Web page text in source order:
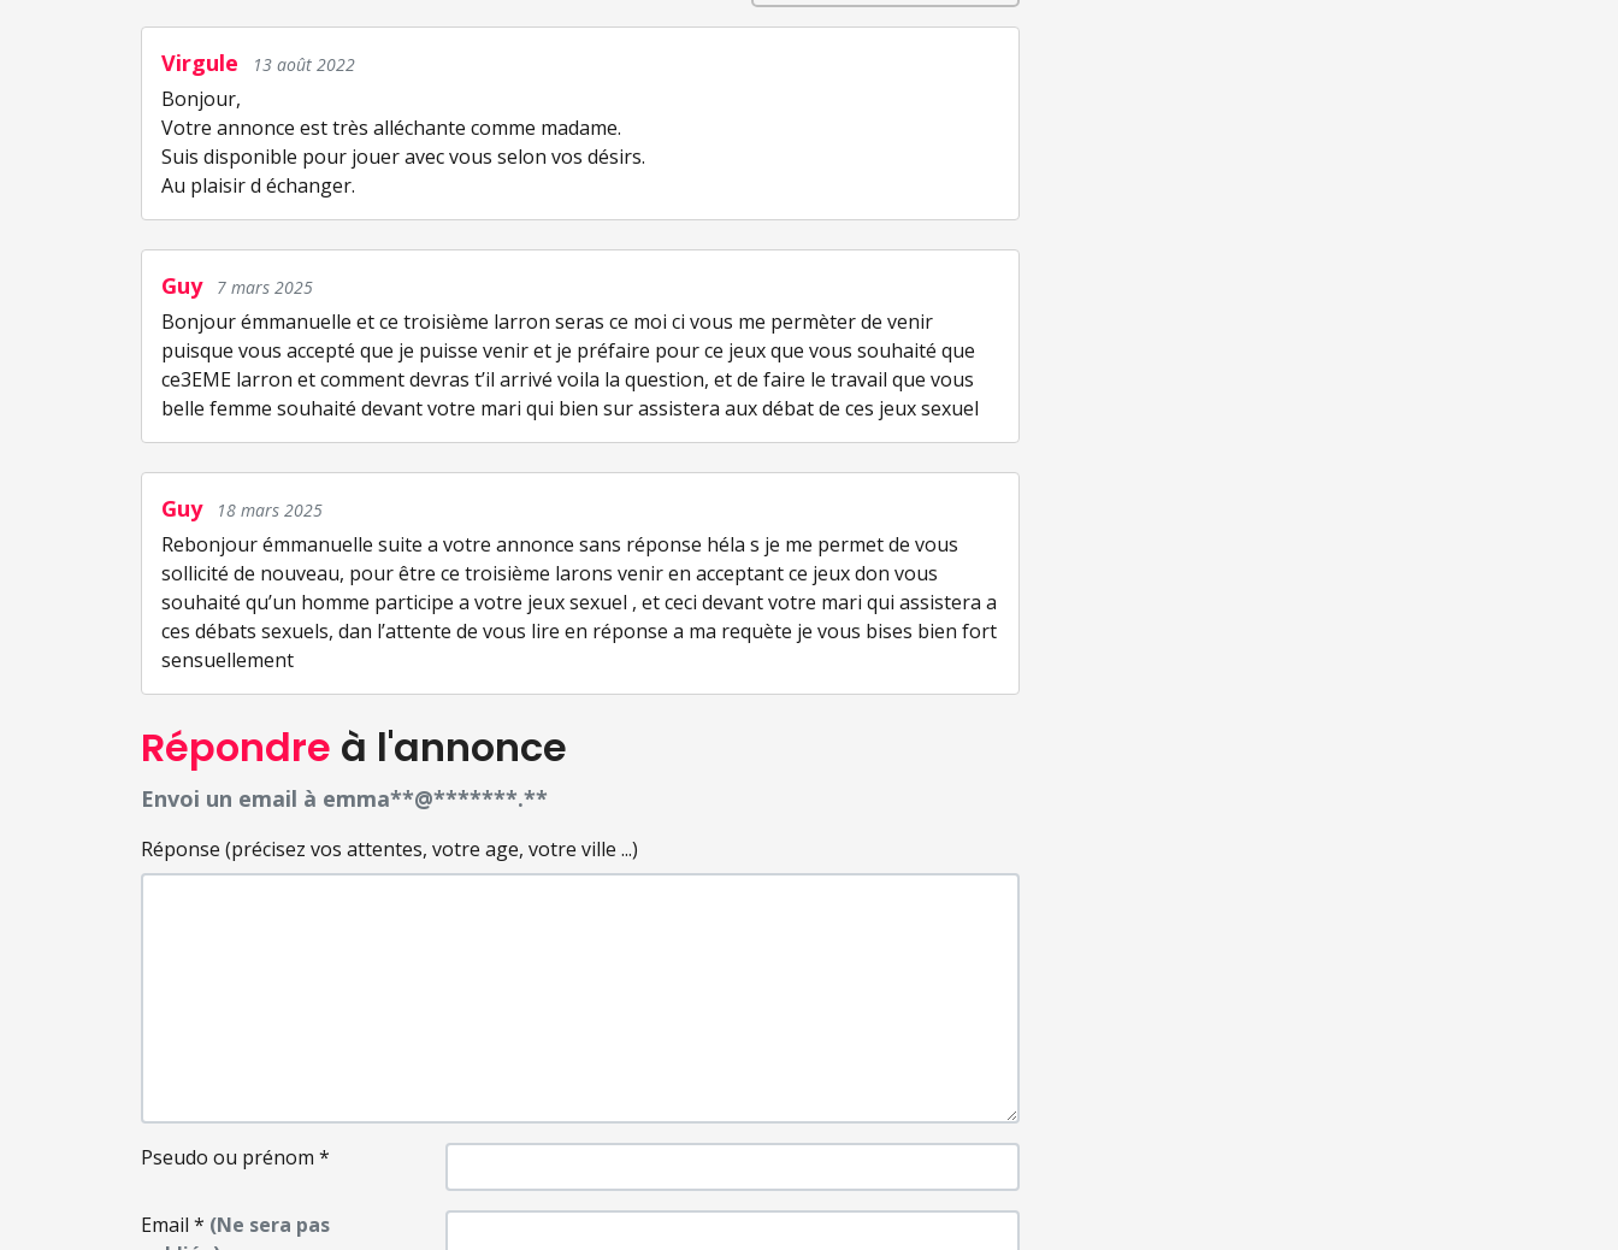
Virgule 13 août 2022
Bonjour,
Votre annonce est très alléchante comme madame.
Suis disponible pour jouer avec vous selon vos désirs.
Au plaisir d échanger.
Guy 7 mars 2025
Bonjour émmanuelle et ce troisième larron seras ce moi ci vous me permèter de venir
puisque vous accepté que je puisse venir et je préfaire pour ce jeux que vous souhaité que
ce3EME larron et comment devras t’il arrivé voila la question, et de faire le travail que vous
belle femme souhaité devant votre mari qui bien sur assistera aux débat de ces jeux sexuel
Guy 18 mars 2025
Rebonjour émmanuelle suite a votre annonce sans réponse héla s je me permet de vous
sollicité de nouveau, pour être ce troisième larons venir en acceptant ce jeux don vous
souhaité qu’un homme participe a votre jeux sexuel , et ceci devant votre mari qui assistera a
ces débats sexuels, dan l’attente de vous lire en réponse a ma requète je vous bises bien fort
sensuellement
Répondre à l'annonce
Envoi un email à emma**@*******.**
Réponse (précisez vos attentes, votre age, votre ville ...)
Pseudo ou prénom *
Email * (Ne sera pas